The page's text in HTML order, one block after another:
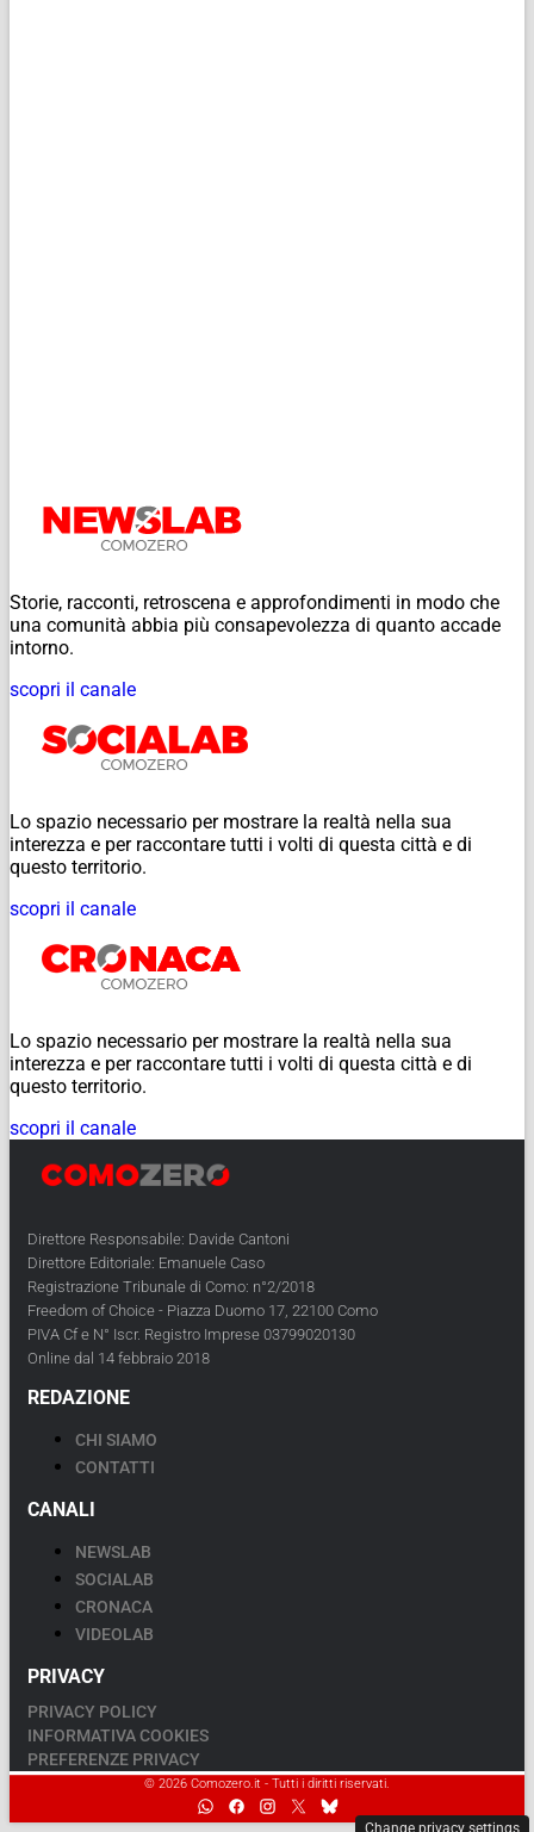
Storie, racconti, retroscena e approfondimenti in modo che
una comunità abbia più consapevolezza di quanto accade
intorno.
scopri il canale
Lo spazio necessario per mostrare la realtà nella sua
interezza e per raccontare tutti i volti di questa città e di
questo territorio.
scopri il canale
Lo spazio necessario per mostrare la realtà nella sua
interezza e per raccontare tutti i volti di questa città e di
questo territorio.
scopri il canale
Direttore Responsabile: Davide Cantoni
Direttore Editoriale: Emanuele Caso
Registrazione Tribunale di Como: n°2/2018
Freedom of Choice - Piazza Duomo 17, 22100 Como
PIVA Cf e N° Iscr. Registro Imprese 03799020130
Online dal 14 febbraio 2018
REDAZIONE
CHI SIAMO
CONTATTI
CANALI
NEWSLAB
SOCIALAB
CRONACA
VIDEOLAB
PRIVACY
PRIVACY POLICY
INFORMATIVA COOKIES
PREFERENZE PRIVACY
© 2026 Comozero.it - Tutti i diritti riservati.
Change privacy settings